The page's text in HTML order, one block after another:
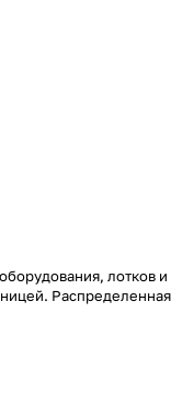
лотков
Распределенная